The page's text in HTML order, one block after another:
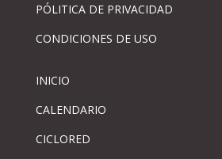
PÓLITICA DE PRIVACIDAD
CONDICIONES DE USO
INICIO
CALENDARIO
CICLORED